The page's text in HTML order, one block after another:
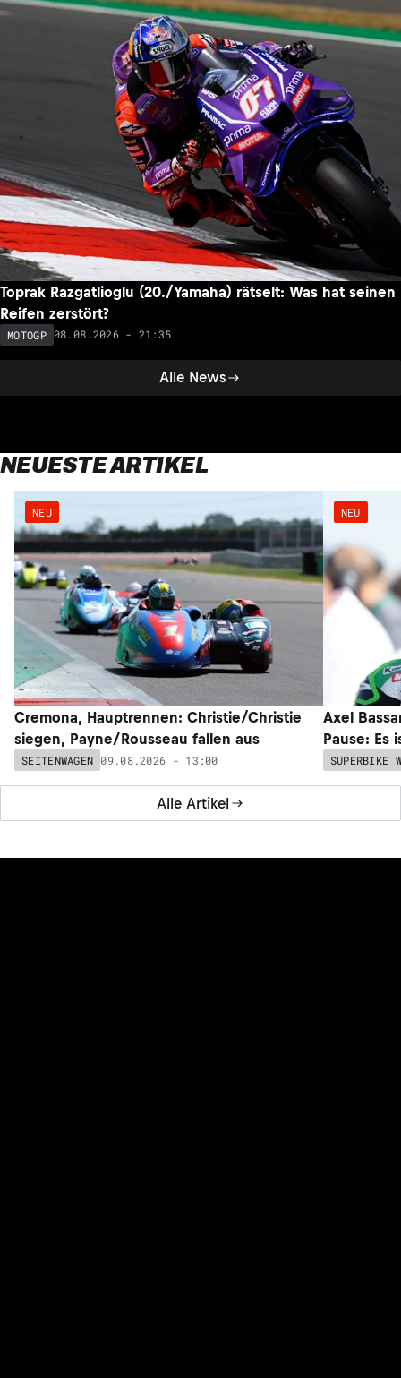
Alle News
Toprak Razgatlioglu (20./Yamaha) rätselt: Was hat seinen
Reifen zerstört?
MOTOGP 08.08.2026 - 21:35
NEUESTE ARTIKEL
Alle Artikel
NEU
Cremona, Hauptrennen: Christie/Christie
siegen, Payne/Rousseau fallen aus
SEITENWAGEN 09.08.2026 - 13:00
NEU
Axel
Pause: Es
SUPERBIKE